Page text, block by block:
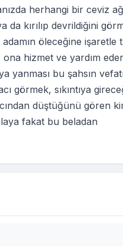
herhangi bir ceviz
da kırılıp devrildiğini
öleceğine işaretle
ona hizmet ve yardım
yanması bu şahsın
görmek, sıkıntıya
düştüğünü gören
fakat bu beladan